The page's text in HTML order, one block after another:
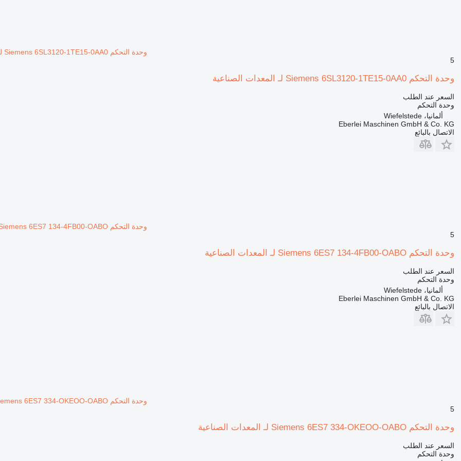
وحدة التحكم Siemens 6SL3120-1TE15-0AA0 لـ المعدات الصناعية
5
وحدة التحكم Siemens 6SL3120-1TE15-0AA0 لـ المعدات الصناعية
السعر عند الطلب
وحدة التحكم
ألمانيا، Wiefelstede
Eberlei Maschinen GmbH & Co. KG
الاتصال بالبائع
وحدة التحكم Siemens 6ES7 134-4FB00-OABO لـ المعدات الصناعية
5
وحدة التحكم Siemens 6ES7 134-4FB00-OABO لـ المعدات الصناعية
السعر عند الطلب
وحدة التحكم
ألمانيا، Wiefelstede
Eberlei Maschinen GmbH & Co. KG
الاتصال بالبائع
وحدة التحكم Siemens 6ES7 334-OKEOO-OABO لـ المعدات الصناعية
5
وحدة التحكم Siemens 6ES7 334-OKEOO-OABO لـ المعدات الصناعية
السعر عند الطلب
وحدة التحكم